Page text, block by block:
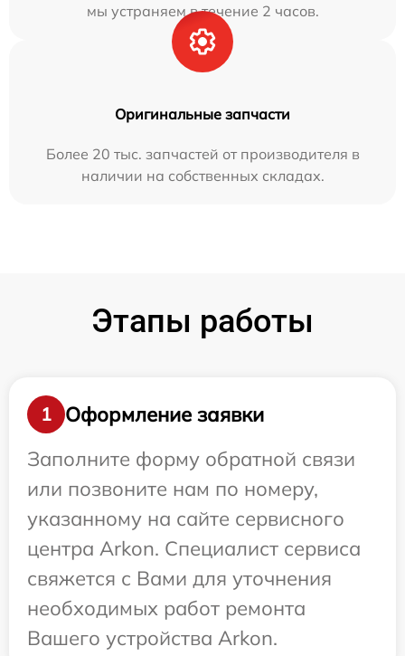
мы устраняем в течение 2 часов.
Оригинальные запчасти
Более 20 тыс. запчастей от производителя в
наличии на собственных складах.
Этапы работы
1
Оформление заявки
Заполните форму обратной связи
или позвоните нам по номеру,
указанному на сайте сервисного
центра Arkon. Специалист сервиса
свяжется с Вами для уточнения
необходимых работ ремонта
Вашего устройства Arkon.